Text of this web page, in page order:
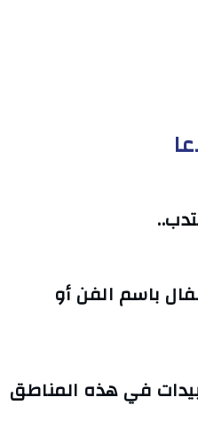
باسم الفن أو
في هذه المناطق